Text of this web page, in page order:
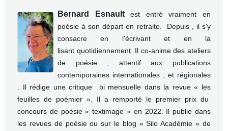
Bernard Esnaultest entré vraiment en
poésie à son départ en retraite. Depuis , il s'y
consacre en l'écrivant et en la
lisant quotidiennement. Il co-anime des ateliers
de poésie , attentif aux publications
contemporaines internationales , et régionales
. Il rédige une critique bi mensuelle dans la revue « les
feuilles de poémier ». Il a remporté le premier prix du
concours de poésie « textimage » en 2022. Il publie dans
les revues de poésie ou sur le blog « Silo Académie » de